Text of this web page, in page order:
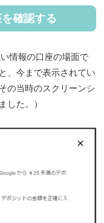
確認する
情報の口座の場面で
、今まで表示されてい
の当時のスクリーンシ
した。）